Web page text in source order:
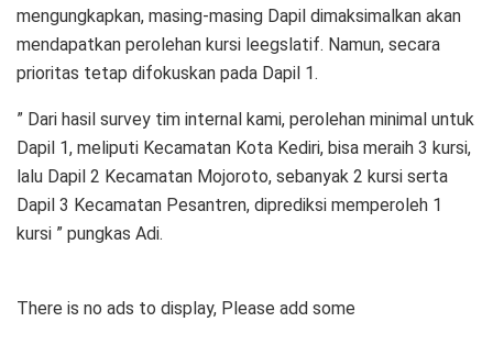
mengungkapkan, masing-masing Dapil dimaksimalkan akan
mendapatkan perolehan kursi leegslatif. Namun, secara
prioritas tetap difokuskan pada Dapil 1.
” Dari hasil survey tim internal kami, perolehan minimal untuk
Dapil 1, meliputi Kecamatan Kota Kediri, bisa meraih 3 kursi,
lalu Dapil 2 Kecamatan Mojoroto, sebanyak 2 kursi serta
Dapil 3 Kecamatan Pesantren, diprediksi memperoleh 1
kursi ” pungkas Adi.
There is no ads to display, Please add some